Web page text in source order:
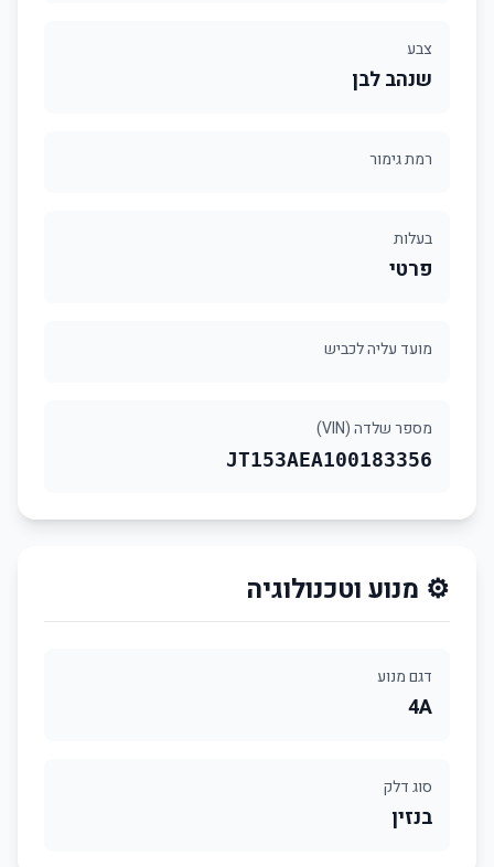
צבע
שנהב לבן
רמת גימור
בעלות
פרטי
מועד עליה לכביש
מספר שלדה (VIN)
JT153AEA100183356
⚙️ מנוע וטכנולוגיה
דגם מנוע
4A
סוג דלק
בנזין